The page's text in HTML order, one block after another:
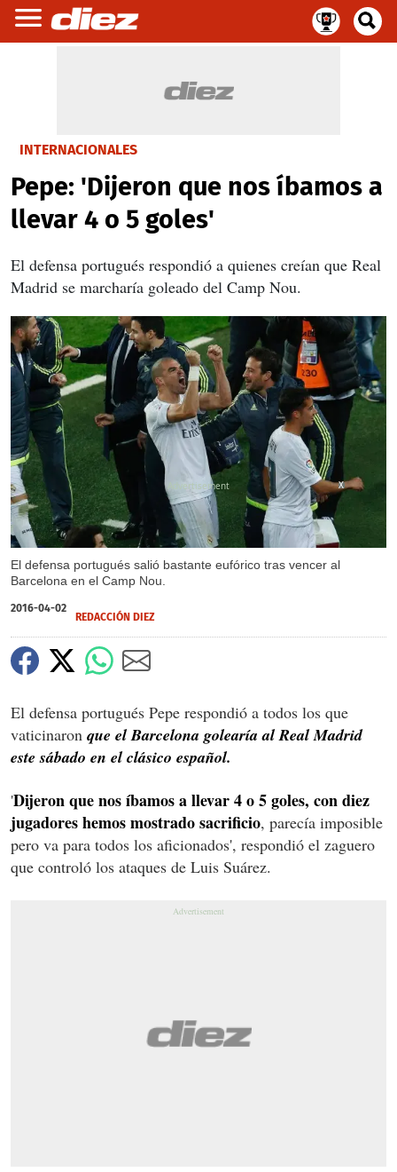
INTERNACIONALES
Pepe: 'Dijeron que nos íbamos a
llevar 4 o 5 goles'
El defensa portugués respondió a quienes creían que Real
Madrid se marcharía goleado del Camp Nou.
El defensa portugués salió bastante eufórico tras vencer al
Barcelona en el Camp Nou.
X
2016-04-02
REDACCIÓN DIEZ
El defensa portugués Pepe respondió a todos los que
vaticinaron que el Barcelona golearía al Real Madrid
este sábado en el clásico español.
'Dijeron que nos íbamos a llevar 4 o 5 goles, con diez
jugadores hemos mostrado sacrificio, parecía imposible
pero va para todos los aficionados', respondió el zaguero
que controló los ataques de Luis Suárez.